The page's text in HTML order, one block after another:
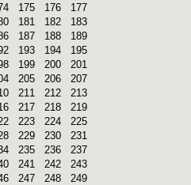
175 176
177
181 182
183
187 188
189
193 194
195
199 200
201
205 206
207
211 212
213
217 218
219
223 224
225
229 230
231
235 236
237
241 242
243
247 248
249